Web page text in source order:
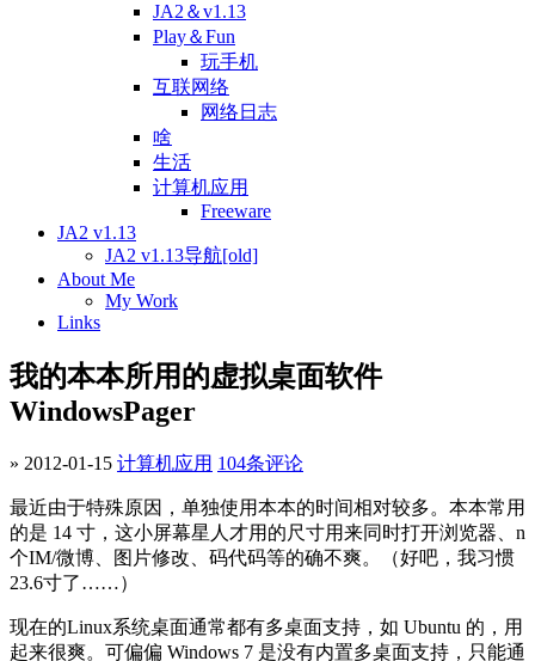
JA2＆v1.13
Play＆Fun
玩手机
互联网络
网络日志
啥
生活
计算机应用
Freeware
JA2 v1.13
JA2 v1.13导航[old]
About Me
My Work
Links
我的本本所用的虚拟桌面软件
WindowsPager
» 2012-01-15 计算机应用 104条评论
最近由于特殊原因，单独使用本本的时间相对较多。本本常用
的是 14 寸，这小屏幕星人才用的尺寸用来同时打开浏览器、n
个IM/微博、图片修改、码代码等的确不爽。（好吧，我习惯
23.6寸了……）
现在的Linux系统桌面通常都有多桌面支持，如 Ubuntu 的，用
起来很爽。可偏偏 Windows 7 是没有内置多桌面支持，只能通